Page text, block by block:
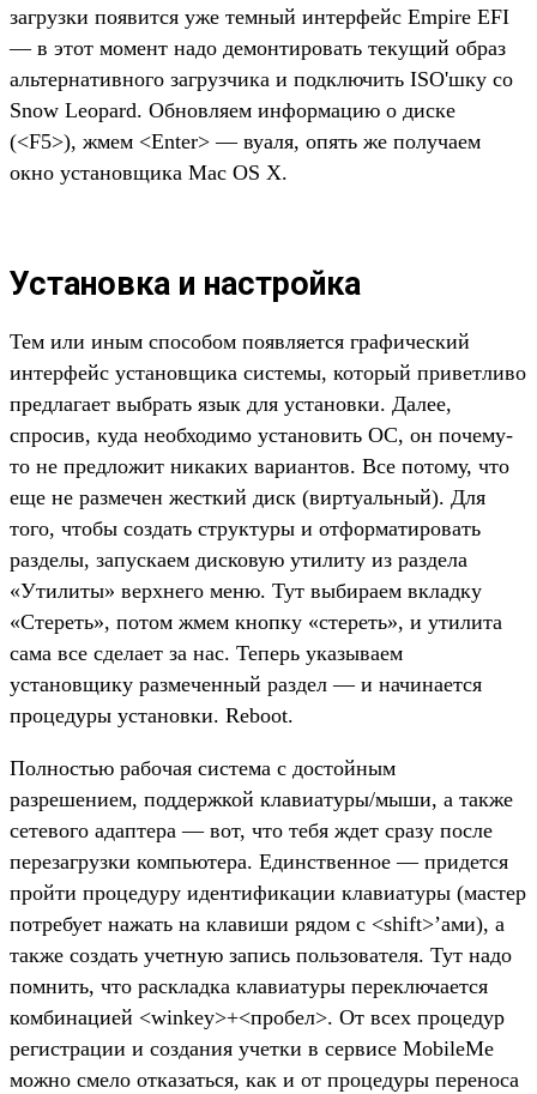
загрузки появится уже темный интерфейс Empire EFI
— в этот момент надо демонтировать текущий образ
альтернативного загрузчика и подключить ISO'шку со
Snow Leopard. Обновляем информацию о диске
(<F5>), жмем <Enter> — вуаля, опять же получаем
окно установщика Mac OS X.
Установка и настройка
Тем или иным способом появляется графический
интерфейс установщика системы, который приветливо
предлагает выбрать язык для установки. Далее,
спросив, куда необходимо установить ОС, он почему-
то не предложит никаких вариантов. Все потому, что
еще не размечен жесткий диск (виртуальный). Для
того, чтобы создать структуры и отформатировать
разделы, запускаем дисковую утилиту из раздела
«Утилиты» верхнего меню. Тут выбираем вкладку
«Стереть», потом жмем кнопку «стереть», и утилита
сама все сделает за нас. Теперь указываем
установщику размеченный раздел — и начинается
процедуры установки. Reboot.
Полностью рабочая система с достойным
разрешением, поддержкой клавиатуры/мыши, а также
сетевого адаптера — вот, что тебя ждет сразу после
перезагрузки компьютера. Единственное — придется
пройти процедуру идентификации клавиатуры (мастер
потребует нажать на клавиши рядом с <shift>’ами), а
также создать учетную запись пользователя. Тут надо
помнить, что раскладка клавиатуры переключается
комбинацией <winkey>+<пробел>. От всех процедур
регистрации и создания учетки в сервисе MobileMe
можно смело отказаться, как и от процедуры переноса